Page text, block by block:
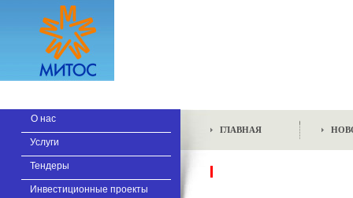
О нас
Услуги
Тендеры
Инвестиционные проекты
ГЛАВНАЯ